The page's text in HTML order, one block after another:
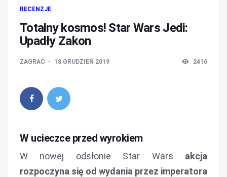
RECENZJE
Totalny kosmos! Star Wars Jedi:
Upadły Zakon
ZAGRAĆ 18 GRUDZIEŃ 2019 2416
W ucieczce przed wyrokiem
W nowej odsłonie Star Wars akcja
rozpoczyna się od wydania przez imperatora